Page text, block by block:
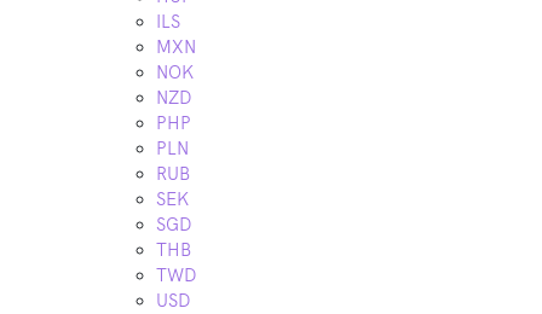
ILS
MXN
NOK
NZD
PHP
PLN
RUB
SEK
SGD
THB
TWD
USD